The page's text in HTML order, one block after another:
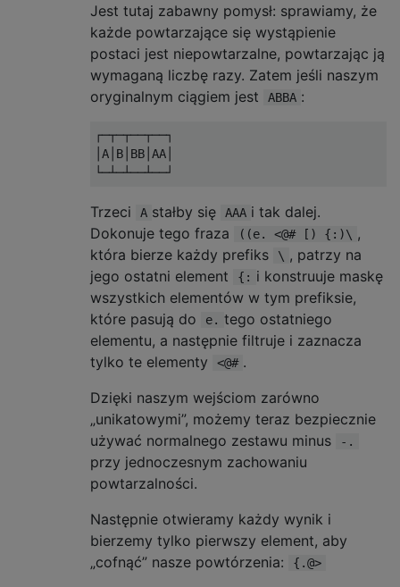
Jest tutaj zabawny pomysł: sprawiamy, że
każde powtarzające się wystąpienie
postaci jest niepowtarzalne, powtarzając ją
wymaganą liczbę razy. Zatem jeśli naszym
oryginalnym ciągiem jest
ABBA :
┌─┬─┬──┬──┐
│A│B│BB│AA│
Trzeci A stałby się AAA i tak dalej.
Dokonuje tego fraza
((e. <@# [) {:)\ ,
która bierze każdy prefiks
\ , patrzy na
jego ostatni element
{: i konstruuje maskę
wszystkich elementów w tym prefiksie,
które pasują do
e. tego ostatniego
elementu, a następnie filtruje i zaznacza
tylko te elementy
<@# .
Dzięki naszym wejściom zarówno
„unikatowymi”, możemy teraz bezpiecznie
używać normalnego zestawu minus
-.
przy jednoczesnym zachowaniu
powtarzalności.
Następnie otwieramy każdy wynik i
bierzemy tylko pierwszy element, aby
„cofnąć” nasze powtórzenia:
{.@>